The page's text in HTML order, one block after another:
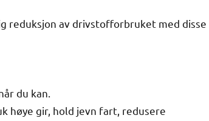
reduksjon av drivstofforbruket med disse
du kan.
høye gir, hold jevn fart, redusere